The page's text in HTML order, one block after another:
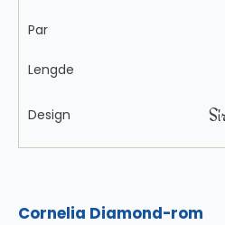
Par
Lengde
Design
Cornelia Diamond-rom